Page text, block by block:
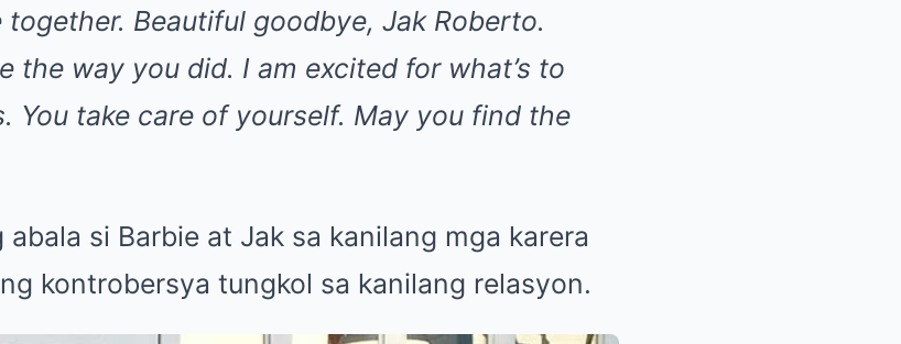
Beautiful goodbye, Jak Roberto.
the way you did. I am excited for what’s to
You take care of yourself. May you find the
si Barbie at Jak sa kanilang mga karera
kontrobersya tungkol sa kanilang relasyon.